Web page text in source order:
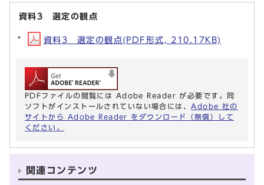
資料3 選定の観点
資料3 選定の観点(PDF形式, 210.17KB)
PDFファイルの閲覧には Adobe Reader が必要です。同
ソフトがインストールされていない場合には、 Adobe 社の
サイトから Adobe Reader をダウンロード（無償）して
ください。
関連コンテンツ